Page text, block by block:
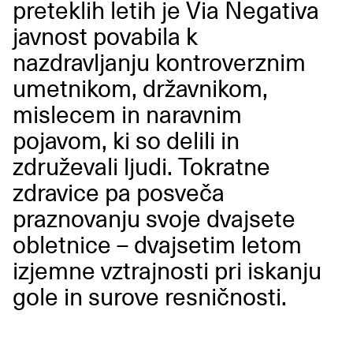
preteklih letih je Via Negativa
javnost povabila k
nazdravljanju kontroverznim
umetnikom, državnikom,
mislecem in naravnim
pojavom, ki so delili in
združevali ljudi. Tokratne
zdravice pa posveča
praznovanju svoje dvajsete
obletnice – dvajsetim letom
izjemne vztrajnosti pri iskanju
gole in surove resničnosti.